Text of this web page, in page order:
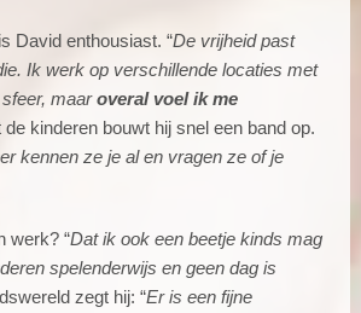
David enthousiast. “De vrijheid past
Ik werk op verschillende locaties met
sfeer, maaroveral voel ik me
kinderen bouwt hij snel een band op.
kennen ze je al en vragen ze of je
werk? “Dat ik ook een beetje kinds mag
spelenderwijs en geen dag is
zegt hij: “Er is een fijne